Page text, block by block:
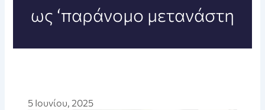
ως ‘παράνομο μετανάστη
5 Ιουνίου, 2025